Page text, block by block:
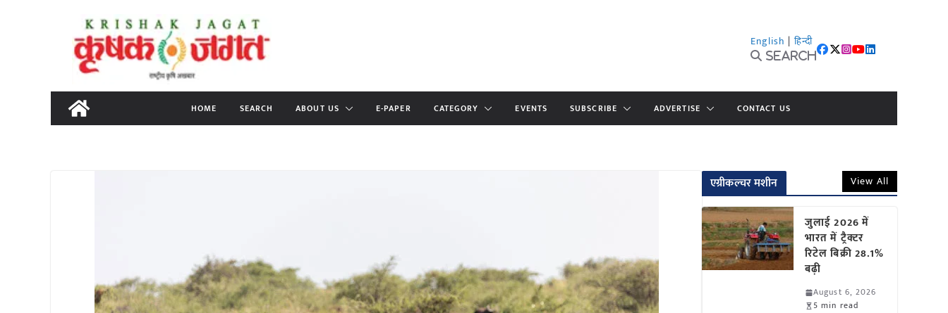
content
English | हिन्दी
Search
HOME SEARCH ABOUT US E-PAPER CATEGORY EVENTS SUBSCRIBE ADVERTISE CONTACT US
एग्रीकल्चर मशीन View All
जुलाई 2026 में
भारत में ट्रैक्टर
रिटेल बिक्री 28.1%
बढ़ी
August 6, 2026
5 min read